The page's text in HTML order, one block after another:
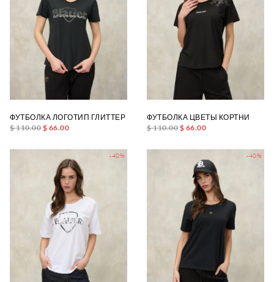
ФУТБОЛКА ЛОГОТИП ГЛИТТЕР ГРЭХЭМ
$ 110.00 $ 66.00
ФУТБОЛКА ЦВЕТЫ КОРТНИ
$ 110.00 $ 66.00
-40% -40%